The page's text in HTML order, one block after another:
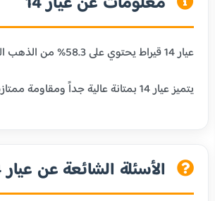
عيار 14 قيراط يحتوي على 58.3% من الذهب الخالص و41.7% من المعادن الأخرى. هذا العيار شائع في الولايات المتحدة وأوروبا، ويستخدم في المجوهرات اليومية.
يتميز عيار 14 بمتانة عالية جداً ومقاومة ممتازة للبلى، مما يجعله مناسباً للمجوهرات التي يتم ارتداؤها بشكل متكرر.
الأسئلة الشائعة عن عيار 14